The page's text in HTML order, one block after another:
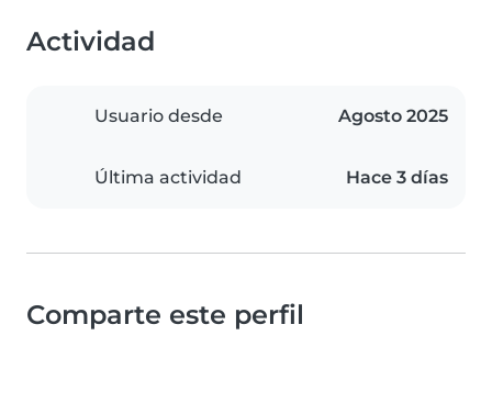
Actividad
Usuario desde Agosto 2025
Última actividad Hace 3 días
Comparte este perfil